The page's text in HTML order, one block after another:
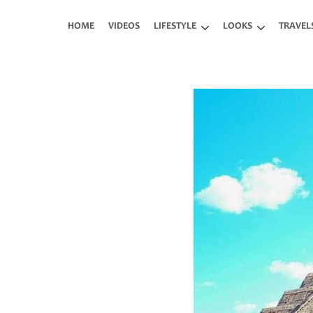
HOME VIDEOS LIFESTYLE LOOKS